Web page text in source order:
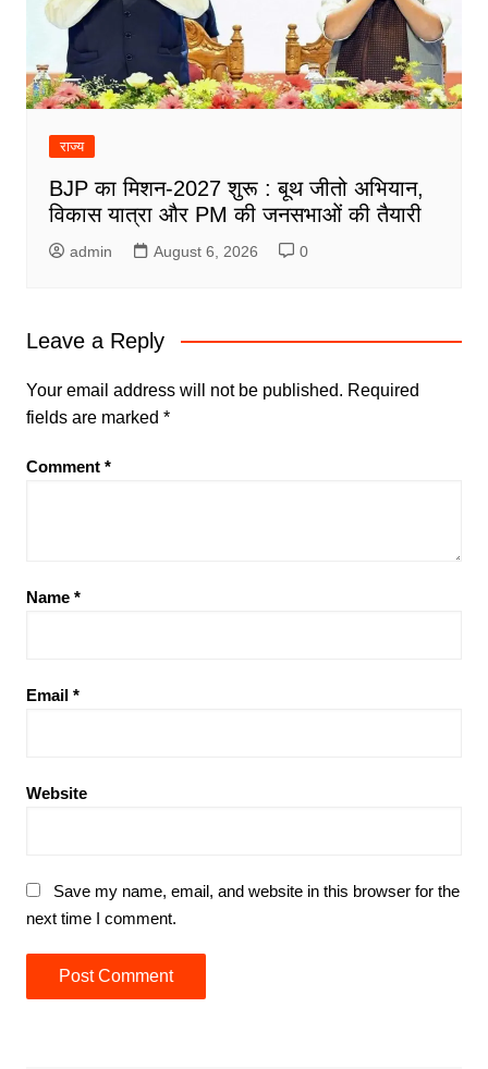
राज्य
BJP का मिशन-2027 शुरू : बूथ जीतो अभियान,
विकास यात्रा और PM की जनसभाओं की तैयारी
admin August 6, 2026 0
Leave a Reply
Your email address will not be published. Required
fields are marked *
Comment *
Name *
Email *
Website
Save my name, email, and website in this browser for the
next time I comment.